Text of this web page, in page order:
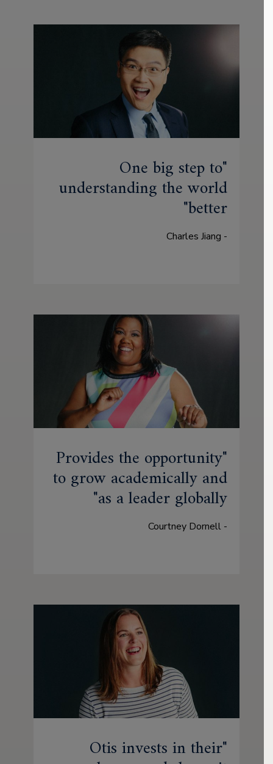
One big step to
understanding the world
better
Provides the opportunity
to grow academically and
as a leader globally
Otis invests in their